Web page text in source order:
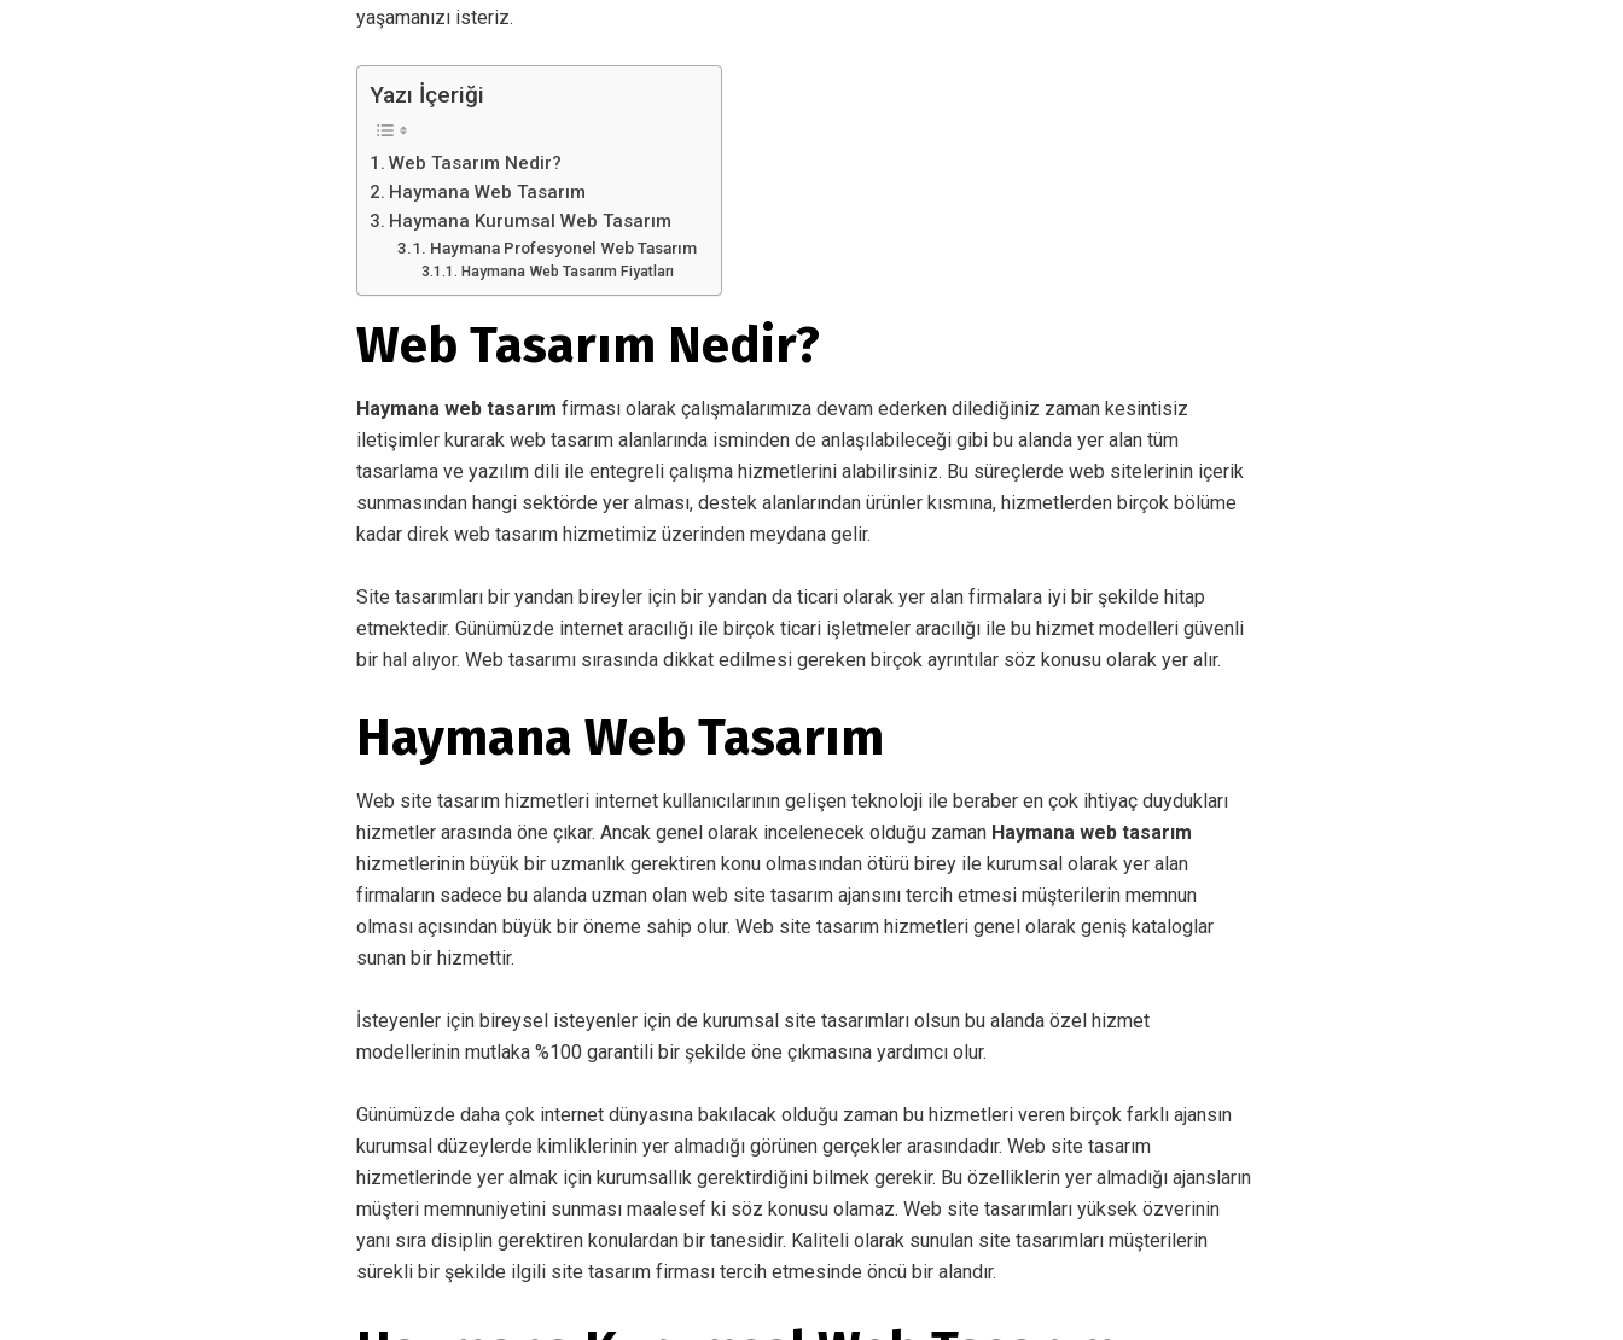
yaşamanızı isteriz.
Yazı İçeriği
Web Tasarım Nedir?
Haymana Web Tasarım
Haymana Kurumsal Web Tasarım
Haymana Profesyonel Web Tasarım
Haymana Web Tasarım Fiyatları
Web Tasarım Nedir?
Haymana web tasarım firması olarak çalışmalarımıza devam ederken dilediğiniz zaman kesintisiz
iletişimler kurarak web tasarım alanlarında isminden de anlaşılabileceği gibi bu alanda yer alan tüm
tasarlama ve yazılım dili ile entegreli çalışma hizmetlerini alabilirsiniz. Bu süreçlerde web sitelerinin içerik
sunmasından hangi sektörde yer alması, destek alanlarından ürünler kısmına, hizmetlerden birçok bölüme
kadar direk web tasarım hizmetimiz üzerinden meydana gelir.
Site tasarımları bir yandan bireyler için bir yandan da ticari olarak yer alan firmalara iyi bir şekilde hitap
etmektedir. Günümüzde internet aracılığı ile birçok ticari işletmeler aracılığı ile bu hizmet modelleri güvenli
bir hal alıyor. Web tasarımı sırasında dikkat edilmesi gereken birçok ayrıntılar söz konusu olarak yer alır.
Haymana Web Tasarım
Web site tasarım hizmetleri internet kullanıcılarının gelişen teknoloji ile beraber en çok ihtiyaç duydukları
hizmetler arasında öne çıkar. Ancak genel olarak incelenecek olduğu zaman Haymana web tasarım
hizmetlerinin büyük bir uzmanlık gerektiren konu olmasından ötürü birey ile kurumsal olarak yer alan
firmaların sadece bu alanda uzman olan web site tasarım ajansını tercih etmesi müşterilerin memnun
olması açısından büyük bir öneme sahip olur. Web site tasarım hizmetleri genel olarak geniş kataloglar
sunan bir hizmettir.
İsteyenler için bireysel isteyenler için de kurumsal site tasarımları olsun bu alanda özel hizmet
modellerinin mutlaka %100 garantili bir şekilde öne çıkmasına yardımcı olur.
Günümüzde daha çok internet dünyasına bakılacak olduğu zaman bu hizmetleri veren birçok farklı ajansın
kurumsal düzeylerde kimliklerinin yer almadığı görünen gerçekler arasındadır. Web site tasarım
hizmetlerinde yer almak için kurumsallık gerektirdiğini bilmek gerekir. Bu özelliklerin yer almadığı ajansların
müşteri memnuniyetini sunması maalesef ki söz konusu olamaz. Web site tasarımları yüksek özverinin
yanı sıra disiplin gerektiren konulardan bir tanesidir. Kaliteli olarak sunulan site tasarımları müşterilerin
sürekli bir şekilde ilgili site tasarım firması tercih etmesinde öncü bir alandır.